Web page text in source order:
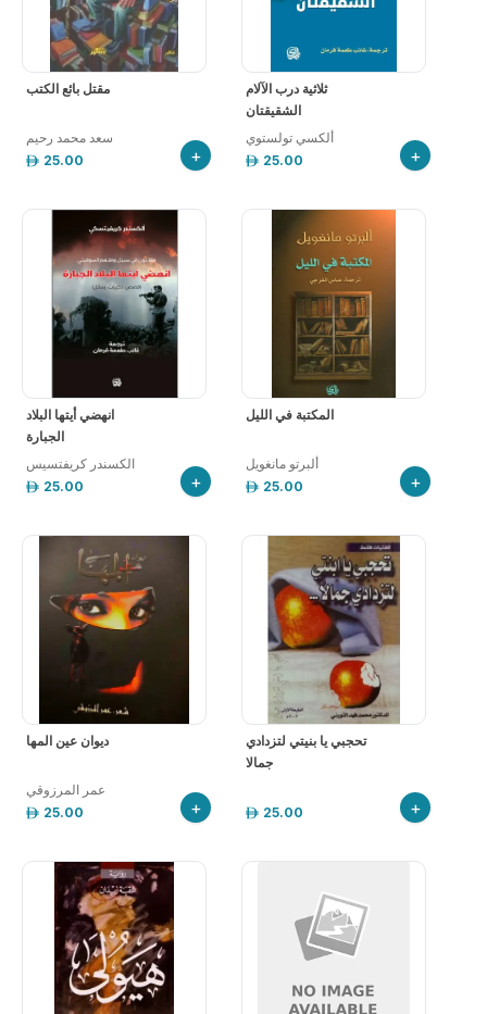
مقتل بائع الكتب
سعد محمد رحيم
25.00
+
ثلاثية درب الآلام
الشقيقتان
ألكسي تولستوي
25.00
+
انهضي أيتها البلاد
الجبارة
الكسندر كريفتسيس
25.00
+
المكتبة في الليل
ألبرتو مانغويل
25.00
+
ديوان عين المها
عمر المرزوقي
25.00
+
تحجبي يا بنيتي لتزدادي
جمالا
25.00 +